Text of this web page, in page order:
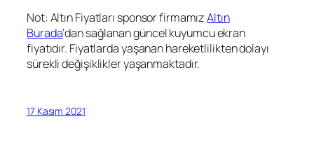
Not: Altın Fiyatları sponsor firmamızAltın
Burada‘dan sağlanan güncel kuyumcu ekran
fiyatıdır. Fiyatlarda yaşanan hareketlilikten dolayı
sürekli değişiklikler yaşanmaktadır.
17 Kasım 2021